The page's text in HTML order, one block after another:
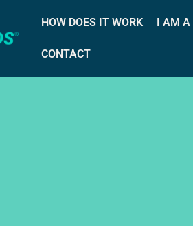
HOW DOES IT WORK I AM A
CONTACT